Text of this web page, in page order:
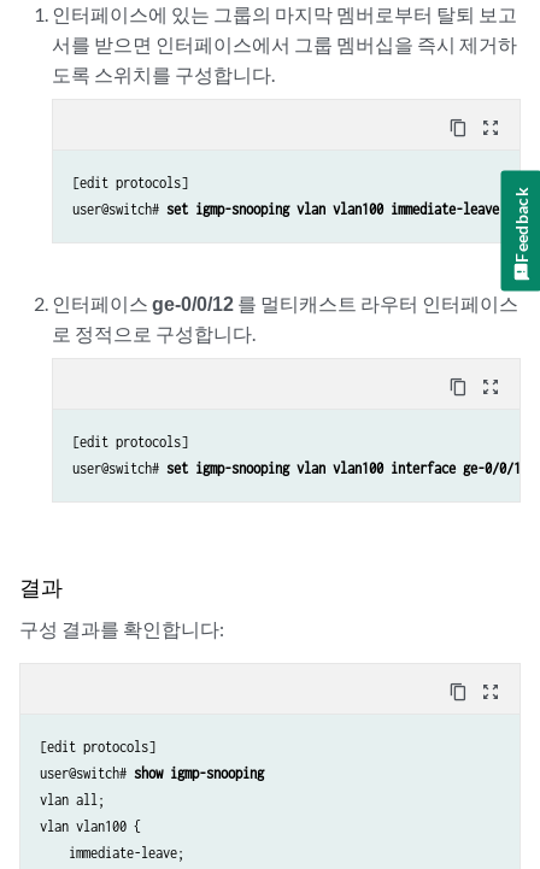
인터페이스에 있는 그룹의 마지막 멤버로부터 탈퇴 보고
서를 받으면 인터페이스에서 그룹 멤버십을 즉시 제거하
도록 스위치를 구성합니다.
content_copy zoom_out_map
[edit protocols]
user@switch# set igmp-snooping vlan vlan100 immediate-leave
인터페이스ge-0/0/12 를 멀티캐스트 라우터 인터페이스
로 정적으로 구성합니다.
content_copy zoom_out_map
[edit protocols]
user@switch# set igmp-snooping vlan vlan100 interface ge-0/0/
결과
구성 결과를 확인합니다:
content_copy zoom_out_map
[edit protocols]
user@switch# show igmp-snooping
vlan all;
vlan vlan100 {
    immediate-leave;
Feedback